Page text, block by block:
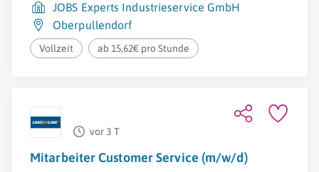
JOBS Experts Industrieservice GmbH
Oberpullendorf
Vollzeit ab 15,62€ pro Stunde
vor 3 T
Mitarbeiter Customer Service (m/w/d)